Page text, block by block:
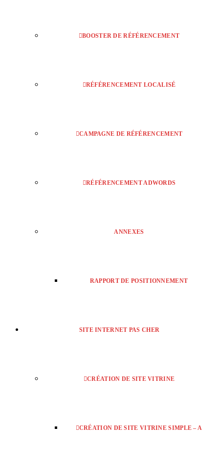
BOOSTER DE RÉFÉRENCEMENT
RÉFÉRENCEMENT LOCALISÉ
CAMPAGNE DE RÉFÉRENCEMENT
RÉFÉRENCEMENT ADWORDS
ANNEXES
RAPPORT DE POSITIONNEMENT
SITE INTERNET PAS CHER
CRÉATION DE SITE VITRINE
CRÉATION DE SITE VITRINE SIMPLE – A